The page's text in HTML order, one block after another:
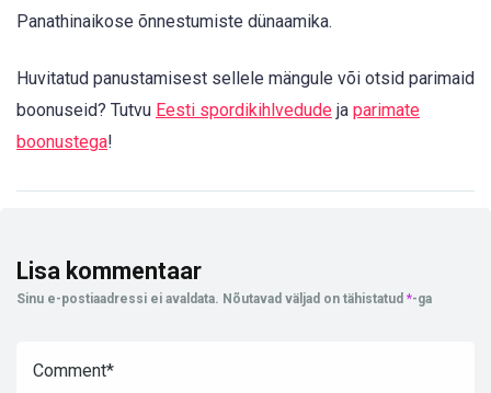
Panathinaikose õnnestumiste dünaamika.
Huvitatud panustamisest sellele mängule või otsid parimaid
boonuseid? Tutvu Eesti spordikihlvedude ja parimate
boonustega!
Lisa kommentaar
Sinu e-postiaadressi ei avaldata. Nõutavad väljad on tähistatud *-ga